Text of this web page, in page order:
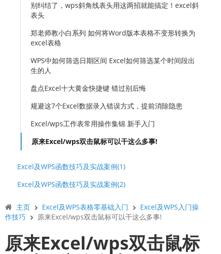
别纠结了，wps斜角线表头用这两招就能搞定！excel斜
表头
郑老师教小白系列 如何将Word版本表格不变形转换为
excel表格
WPS中如何筛选日期区间 Excel如何筛选某个时间段出
生的人
盘点Excel十大黄金快捷键 错过别后悔
规避这7个Excel数据录入错误方式，提前消除隐患
Excel/wps工作表常用操作集锦 新手入门
原来Excel/wps双击鼠标可以干这么多事!
Excel及WPS函数技巧及实战案例(1)
Excel及WPS函数技巧及实战案例(2)
主页 Excel及WPS表格零基础入门
Excel及WPS入门操
作技巧
原来Excel/wps双击鼠标可以干这么多事!
原来Excel/wps双击鼠标